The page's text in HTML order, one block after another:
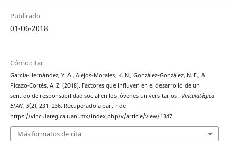
Publicado
01-06-2018
Cómo citar
García-Hernández, Y. A., Alejos-Morales, K. N., González-González, N. E., &
Picazo-Cortés, A. Z. (2018). Factores que influyen en el desarrollo de un
sentido de responsabilidad social en los jóvenes universitarios . Vinculatégica
EFAN, 3(2), 231–236. Recuperado a partir de
https://vinculategica.uanl.mx/index.php/v/article/view/1347
Más formatos de cita